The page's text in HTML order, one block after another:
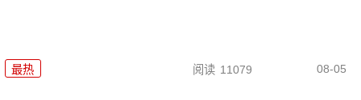
最热 阅读 11079 08-05